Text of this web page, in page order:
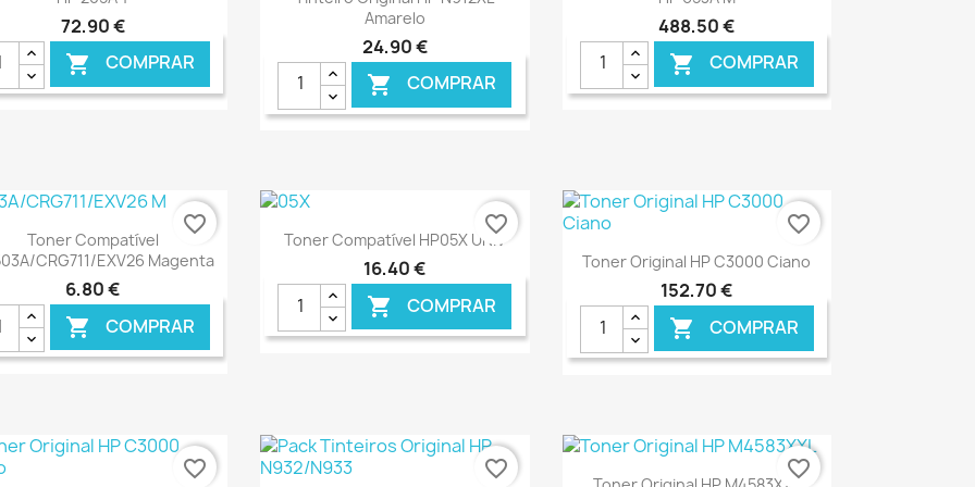
72,90 €
 COMPRAR
Amarelo
24,90 €
 COMPRAR
488,50 €
 COMPRAR
Ver+
Toner Compatível
CRG711/EXV26 Magenta
6,80 €
 COMPRAR
€ ONLINE
favorite_border Ver+
Toner Compatível HP05X UNIV
16,40 €
 COMPRAR
€ ONLINE
favorite_border
 Ver+
Toner Original HP C3000 Ciano
152,70 €
 COMPRAR
€ ONLINE
favorite_border
favorite_border
favorite_border Ver+ favorite_border